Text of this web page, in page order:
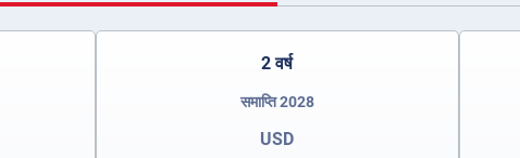
2 वर्ष
समाप्ति 2028
USD